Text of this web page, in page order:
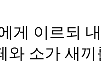
게 이르되
와 소가 새